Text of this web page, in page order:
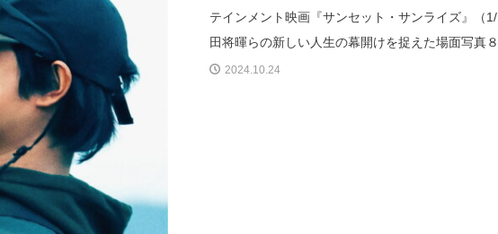
テインメント映画『サンセット・サンライズ』（
田将暉らの新しい人生の幕開けを捉えた場面写真
2024.10.24